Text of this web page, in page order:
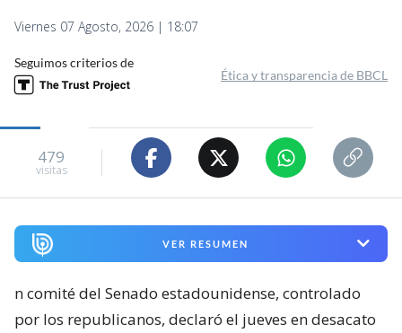
Viernes 07 Agosto, 2026 | 18:07
Seguimos criterios de
Ética y transparencia de BBCL
479
visitas
VER RESUMEN
n comité del Senado estadounidense, controlado
por los republicanos, declaró el jueves en desacato